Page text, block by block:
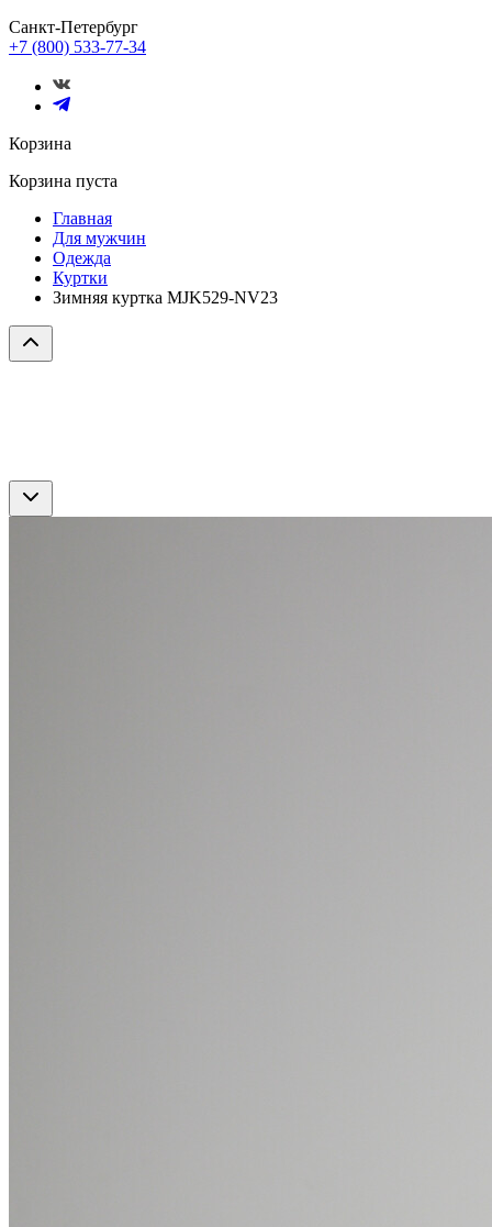
Санкт-Петербург
+7 (800) 533-77-34
Корзина
Корзина пуста
Главная
Для мужчин
Одежда
Куртки
Зимняя куртка MJK529-NV23